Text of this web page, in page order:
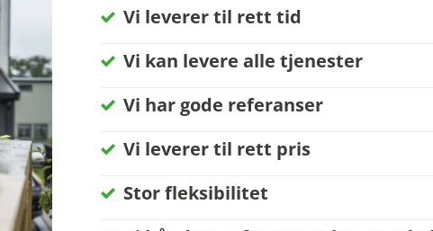
Vi leverer til rett tid
Vi kan levere alle tjenester
Vi har gode referanser
Vi leverer til rett pris
Stor fleksibilitet